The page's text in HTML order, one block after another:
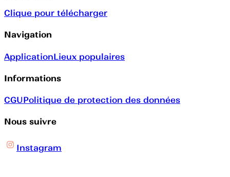
Clique pour télécharger
Navigation
ApplicationLieux populaires
Informations
CGUPolitique de protection des données
Nous suivre
Instagram